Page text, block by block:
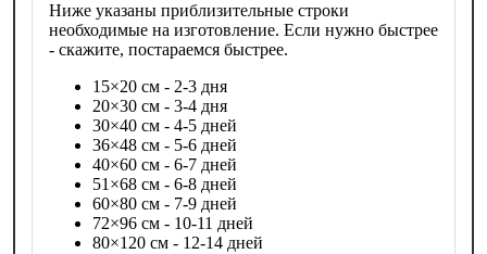
Ниже указаны приблизительные строки
необходимые на изготовление. Если нужно быстрее
- скажите, постараемся быстрее.
15×20 см - 2-3 дня
20×30 см - 3-4 дня
30×40 см - 4-5 дней
36×48 см - 5-6 дней
40×60 см - 6-7 дней
51×68 см - 6-8 дней
60×80 см - 7-9 дней
72×96 см - 10-11 дней
80×120 см - 12-14 дней